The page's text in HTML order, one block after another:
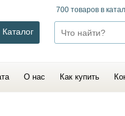
Каталог
700 товаров в
О нас Как купить